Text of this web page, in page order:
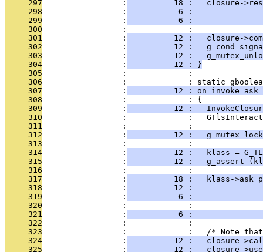
     297
                 :
18 :   closure-
     298
                 :
6 :
     299
                 :
6 :
     300
                 :             :
     301
                 :
12 :   closure-
     302
                 :
12 :
     303
                 :
12 :
     304
                 :
          12 : }
     305
                 :             :
     306
:             : static
     307
                 :
12 :
     308
                 :             : {
     309
                 :
12 :
     310
:             :
     311
                 :             :
     312
                 :
12 :
     313
                 :             :
     314
                 :
12 :   klass =
     315
                 :
12 :   g_assert
     316
                 :             :
     317
                 :
18 :   klass-
     318
                 :
12 :
     319
                 :
6 :
     320
:             :
     321
                 :
6 :
     322
                 :             :
     323
:             :   /* Note
     324
                 :
12 :   closure-
     325
                 :
12 :   closure-